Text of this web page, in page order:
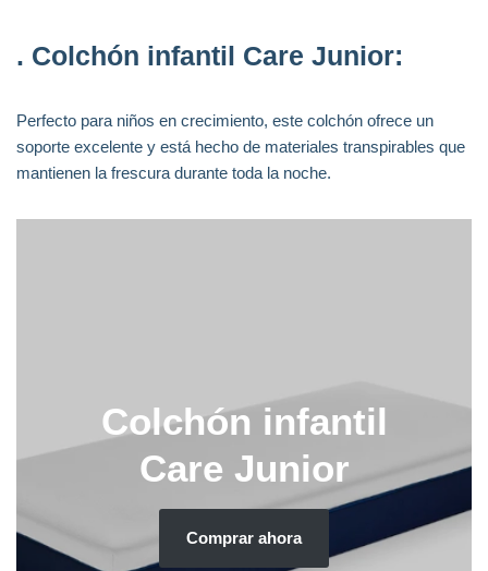
. Colchón infantil Care Junior:
Perfecto para niños en crecimiento, este colchón ofrece un
soporte excelente y está hecho de materiales transpirables que
mantienen la frescura durante toda la noche.
Colchón infantil
Care Junior
Comprar ahora